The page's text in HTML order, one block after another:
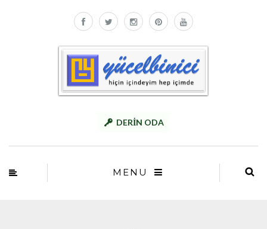
DERİN ODA
MENU